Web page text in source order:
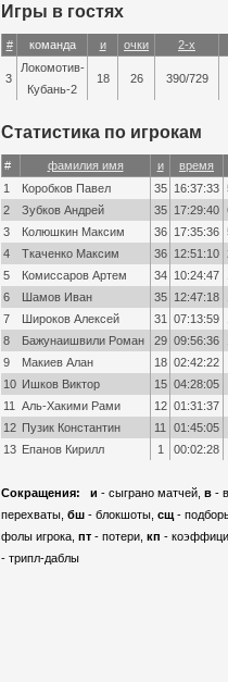
Игры в гостях
# команда и очки 2-х
3
Локомотив-
Кубань-2
18 26 390/729
Статистика по игрокам
# фамилия имя и время
1
Коробков Павел 35 16:37:33
2
Зубков Андрей 35 17:29:40
3
Колюшкин Максим 36 17:35:36
4
Ткаченко Максим 36 12:51:10
5
Комиссаров Артем 34 10:24:47
6
Шамов Иван 35 12:47:18
7
Широков Алексей 31 07:13:59
8
Бажунаишвили Роман 29 09:56:36
9
Макиев Алан 18 02:42:22
10 Ишков Виктор 15 04:28:05
11
Аль-Хакими Рами 12 01:31:37
12 Пузик Константин 11 01:45:05
13 Епанов Кирилл 1 00:02:28
Сокращения: и - сыграно матчей, в -
перехваты, бш - блокшоты, сщ -
фолы игрока, пт - потери, кп -
- трипл-даблы